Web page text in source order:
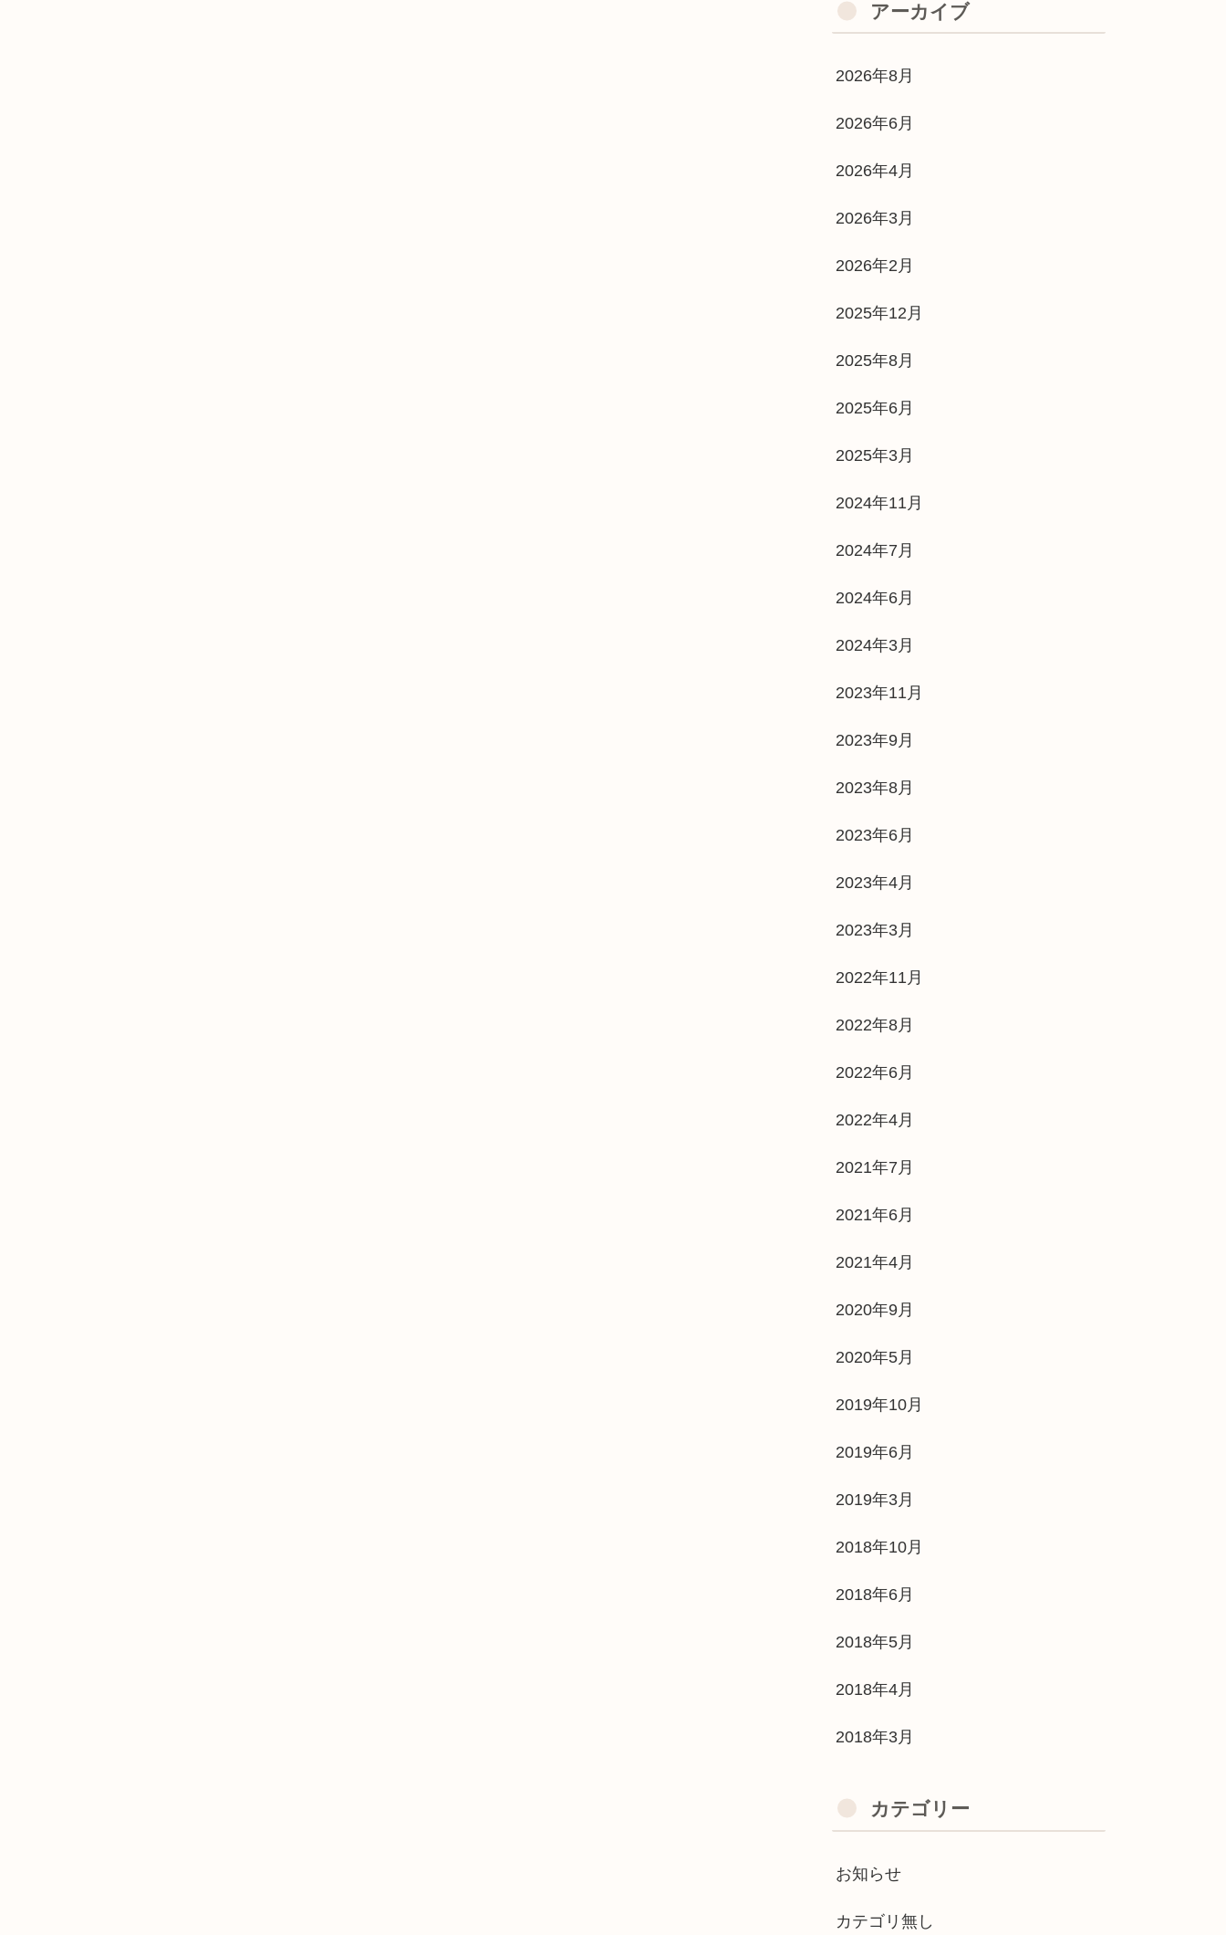
アーカイブ
2026年8月
2026年6月
2026年4月
2026年3月
2026年2月
2025年12月
2025年8月
2025年6月
2025年3月
2024年11月
2024年7月
2024年6月
2024年3月
2023年11月
2023年9月
2023年8月
2023年6月
2023年4月
2023年3月
2022年11月
2022年8月
2022年6月
2022年4月
2021年7月
2021年6月
2021年4月
2020年9月
2020年5月
2019年10月
2019年6月
2019年3月
2018年10月
2018年6月
2018年5月
2018年4月
2018年3月
カテゴリー
お知らせ
カテゴリ無し